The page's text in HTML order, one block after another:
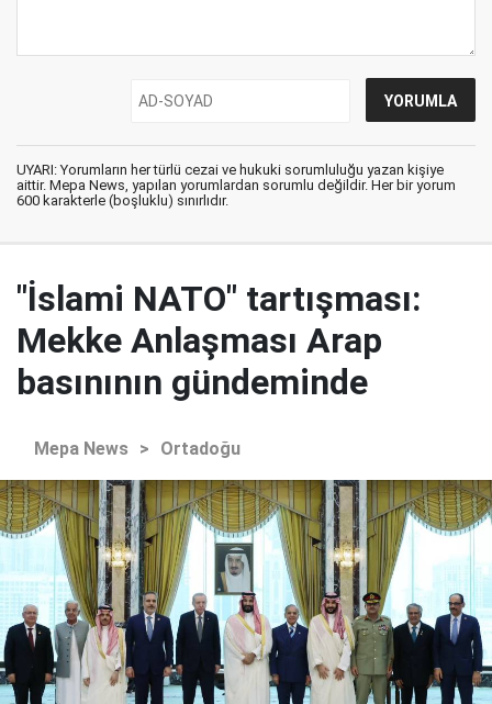
UYARI: Yorumların her türlü cezai ve hukuki sorumluluğu yazan kişiye
aittir. Mepa News, yapılan yorumlardan sorumlu değildir. Her bir yorum
600 karakterle (boşluklu) sınırlıdır.
"İslami NATO" tartışması:
Mekke Anlaşması Arap
basınının gündeminde
Mepa News > Ortadoğu